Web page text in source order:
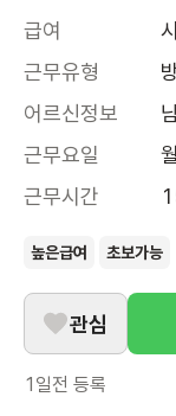
급여
근무유형
어르신정보
근무요일
근무시간
높은급여 초보가능
관심
1일전 등록